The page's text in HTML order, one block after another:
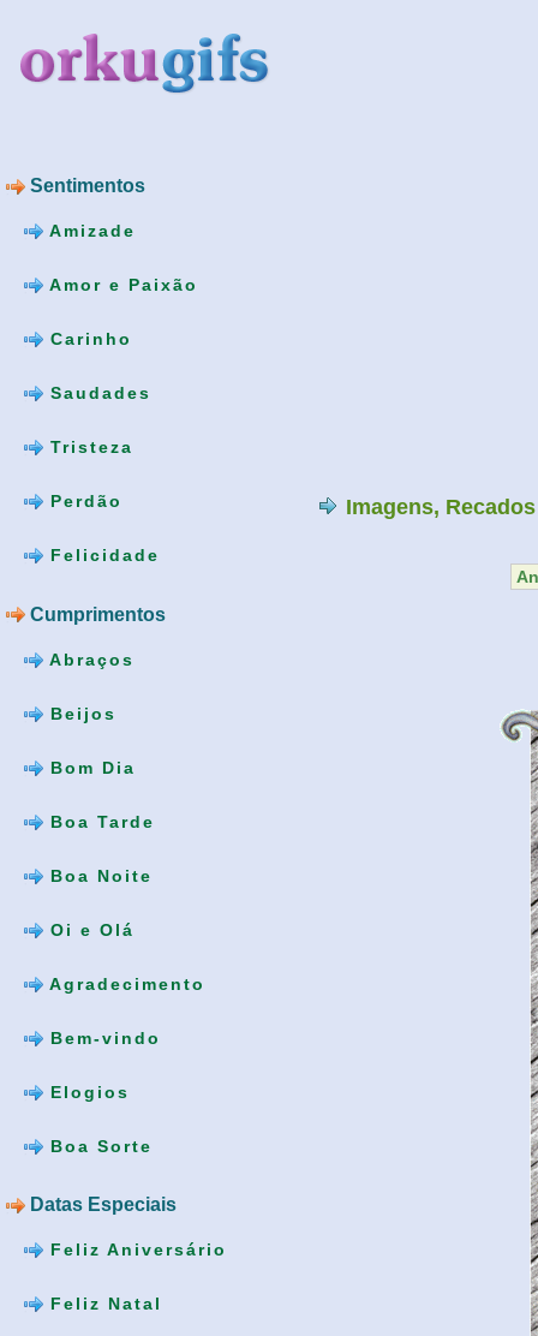
Sentimentos
Amizade
Amor e Paixão
Carinho
Saudades
Tristeza
Perdão
Felicidade
Cumprimentos
Abraços
Beijos
Bom Dia
Boa Tarde
Boa Noite
Oi e Olá
Agradecimento
Bem-vindo
Elogios
Boa Sorte
Datas Especiais
Feliz Aniversário
Feliz Natal
Imagens,